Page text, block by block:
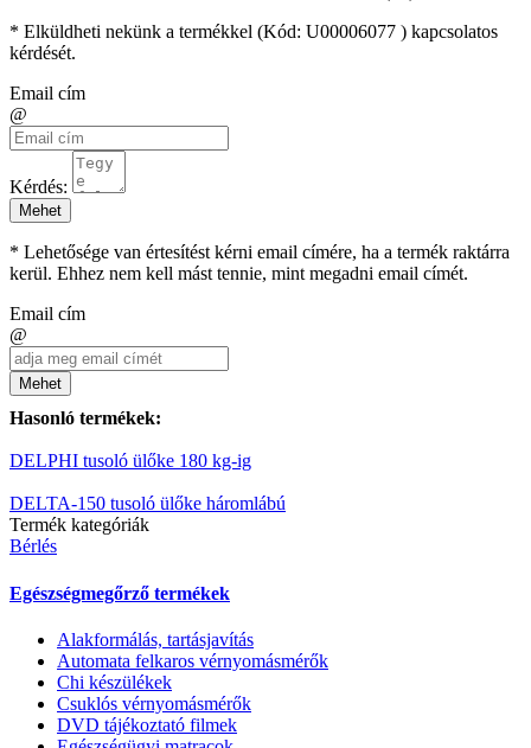
* Elküldheti nekünk a termékkel (Kód: U00006077 ) kapcsolatos
kérdését.
Email cím
@
Kérdés:
Mehet
* Lehetősége van értesítést kérni email címére, ha a termék raktárra
kerül. Ehhez nem kell mást tennie, mint megadni email címét.
Email cím
@
Mehet
Hasonló termékek:
DELPHI tusoló ülőke 180 kg-ig
DELTA-150 tusoló ülőke háromlábú
Termék kategóriák
Bérlés
Egészségmegőrző termékek
Alakformálás, tartásjavítás
Automata felkaros vérnyomásmérők
Chi készülékek
Csuklós vérnyomásmérők
DVD tájékoztató filmek